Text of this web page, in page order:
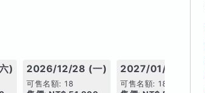
) 2026/12/28 (一)
可售名額: 18
2027/01/02 (六)
可售名額: 18